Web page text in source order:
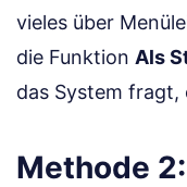
vieles über
die Funktion Als
das System fragt,
Methode